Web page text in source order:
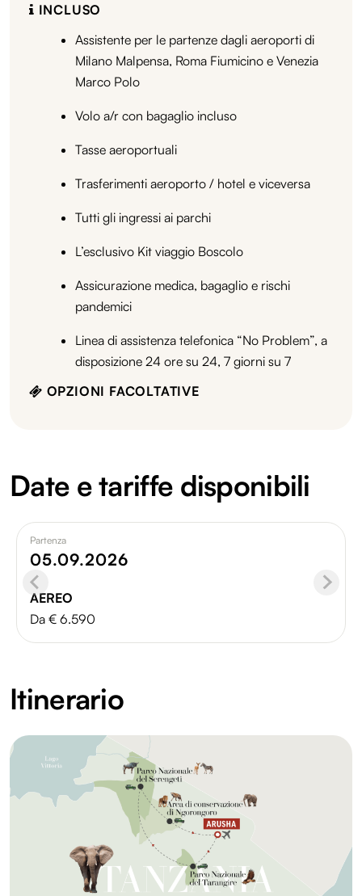
INCLUSO
Assistente per le partenze dagli aeroporti di
Milano Malpensa, Roma Fiumicino e Venezia
Marco Polo
Volo a/r con bagaglio incluso
Tasse aeroportuali
Trasferimenti aeroporto / hotel e viceversa
Tutti gli ingressi ai parchi
L’esclusivo Kit viaggio Boscolo
Assicurazione medica, bagaglio e rischi
pandemici
Linea di assistenza telefonica “No Problem”, a
disposizione 24 ore su 24, 7 giorni su 7
OPZIONI FACOLTATIVE
Date e tariffe disponibili
Partenza
05.09.2026
AEREO
Da € 6.590
Itinerario